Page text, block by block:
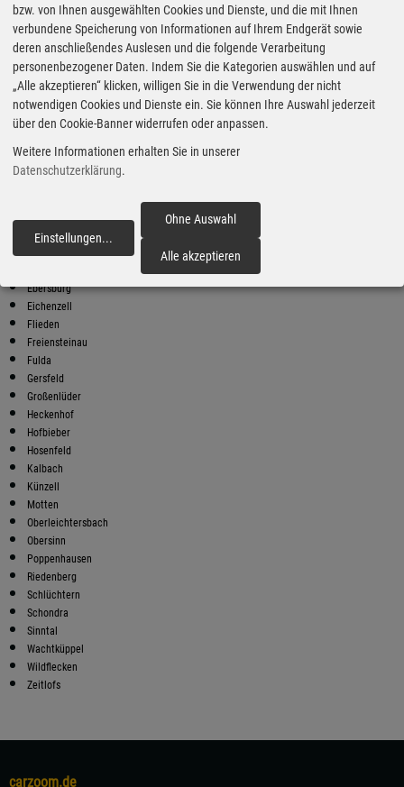
Bester Super E10 Preis in
Kalbach
2.069€
Super E10
bft - Walther
36119 Neuhof
Super E10 Preise in Kalbach
Preiswerter tanken - finden Sie die günstigsten Benzin und Diesel
Preise in Ihrer Stadt
Ebersburg
Eichenzell
Flieden
Freiensteinau
Fulda
Gersfeld
Großenlüder
Heckenhof
Hofbieber
Hosenfeld
Kalbach
Künzell
Motten
Oberleichtersbach
Obersinn
Poppenhausen
Riedenberg
Schlüchtern
Schondra
Sinntal
Wachtküppel
Wildflecken
Zeitlofs
carzoom.de
bzw. von Ihnen ausgewählten Cookies und Dienste, und die mit Ihnen
verbundene Speicherung von Informationen auf Ihrem Endgerät sowie
deren anschließendes Auslesen und die folgende Verarbeitung
personenbezogener Daten. Indem Sie die Kategorien auswählen und auf
„Alle akzeptieren“ klicken, willigen Sie in die Verwendung der nicht
notwendigen Cookies und Dienste ein. Sie können Ihre Auswahl jederzeit
über den Cookie-Banner widerrufen oder anpassen.
Weitere Informationen erhalten Sie in unserer
Datenschutzerklärung.
Einstellungen...
Ohne Auswahl
Alle akzeptieren